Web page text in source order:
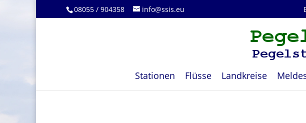
08055 / 904358 info@ssis.eu
Stationen Flüsse Landkreise